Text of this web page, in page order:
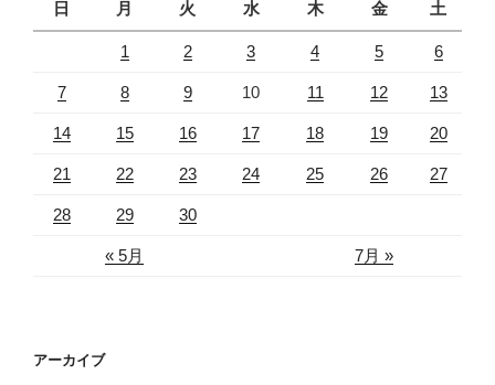
日
月 火 水 木 金 土
« 5月 7月 »
1 2 3 4 5 6
7 8 9 10 11 12 13
14 15 16 17 18 19 20
21 22 23 24 25 26 27
28 29 30
アーカイブ